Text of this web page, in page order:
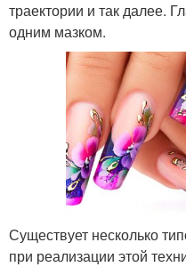
траектории и так далее.
одним мазком.
Существует несколько
при реализации этой